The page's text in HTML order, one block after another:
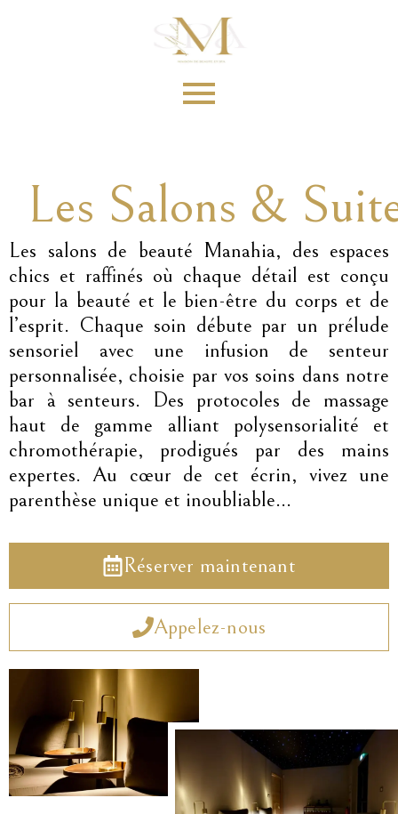
Les Salons &
Les salons de beauté Manahia, des espaces
chics et raffinés où chaque détail est conçu
pour la beauté et le bien-être du corps et de
l’esprit. Chaque soin débute par un prélude
sensoriel avec une infusion de senteur
personnalisée, choisie par vos soins dans notre
bar à senteurs. Des protocoles de massage
haut de gamme alliant polysensorialité et
chromothérapie, prodigués par des mains
expertes. Au cœur de cet écrin, vivez une
parenthèse unique et inoubliable…
Réserver maintenant
Appelez-nous